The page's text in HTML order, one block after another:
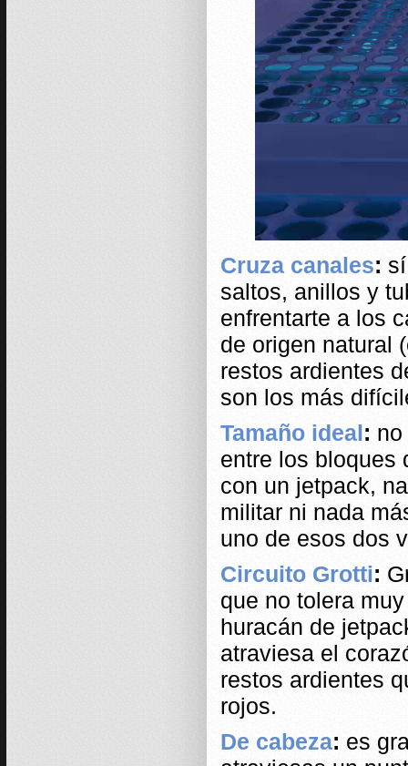
Cruza canales:
saltos, anillos y
enfrentarte a los
de origen natural
restos ardientes
son los más
Tamaño ideal:
entre los bloques
con un jetpack,
militar ni nada
uno de esos dos
Circuito Grotti:
que no tolera
huracán de
atraviesa el
restos ardientes
rojos.
De cabeza: es